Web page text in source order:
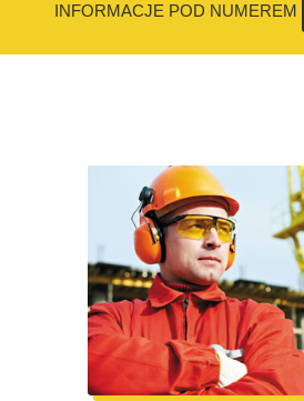
INFORMACJE POD NUMEREM